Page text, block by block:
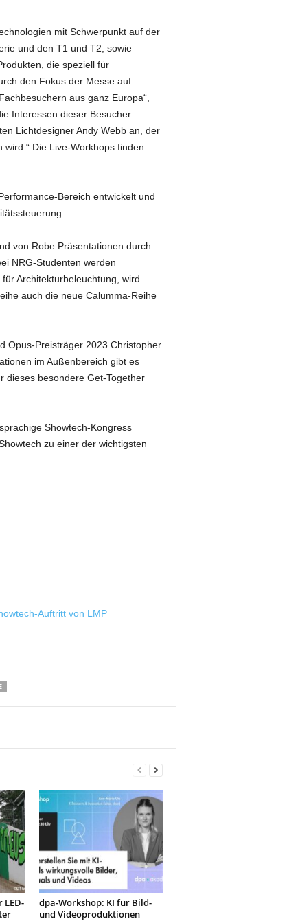
mit Schwerpunkt auf der
und den T1 und T2, sowie
die speziell für
den Fokus der Messe auf
aus ganz Europa“,
Interessen dieser Besucher
Lichtdesigner Andy Webb an, der
Die Live-Workhops finden
Bereich entwickelt und
von Robe Präsentationen durch
NRG-Studenten werden
Architekturbeleuchtung, wird
auch die neue Calumma-Reihe
Opus-Preisträger 2023 Christopher
im Außenbereich gibt es
dieses besondere Get-Together
Showtech-Kongress
zu einer der wichtigsten
Auftritt von LMP
LED-
dpa-Workshop: KI für Bild-
und Videoproduktionen